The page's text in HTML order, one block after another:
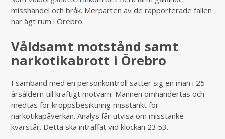
misshandel och bråk. Merparten av de rapporterade fallen
har ägt rum i Örebro.
Våldsamt motstånd samt
narkotikabrott i Örebro
I samband med en personkontroll sätter sig en man i 25-
årsåldern till kraftigt motvärn. Mannen omhändertas och
medtas för kroppsbesiktning misstänkt för
narkotikapåverkan. Analys får utvisa om misstanke
kvarstår. Detta ska inträffat vid klockan 23:53.